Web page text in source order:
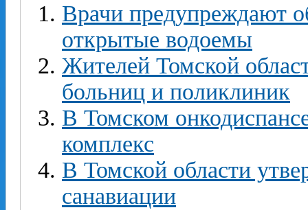
Врачи предупреждают
открытые водоемы
Жителей Томской
больниц и поликлиник
В Томском
комплекс
В Томской области
санавиации